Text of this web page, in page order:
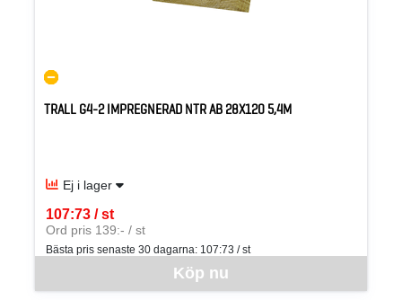
TRALL G4-2 IMPREGNERAD NTR AB 28X120 5,4M
Ej i lager
Köp nu
107:73 / st
SEK per ST
Ord pris 139:- / st
Bästa pris senaste 30 dagarna: 107:73 / st